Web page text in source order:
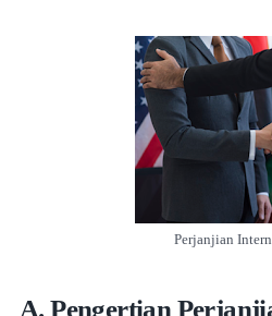
Perjanjian
A. Pengertian